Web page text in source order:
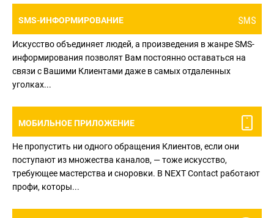
SMS-ИНФОРМИРОВАНИЕ
Искусство объединяет людей, а произведения в жанре SMS-
информирования позволят Вам постоянно оставаться на
связи с Вашими Клиентами даже в самых отдаленных
уголках...
МОБИЛЬНОЕ ПРИЛОЖЕНИЕ
Не пропустить ни одного обращения Клиентов, если они
поступают из множества каналов, — тоже искусство,
требующее мастерства и сноровки. В NEXT Contact работают
профи, которы...